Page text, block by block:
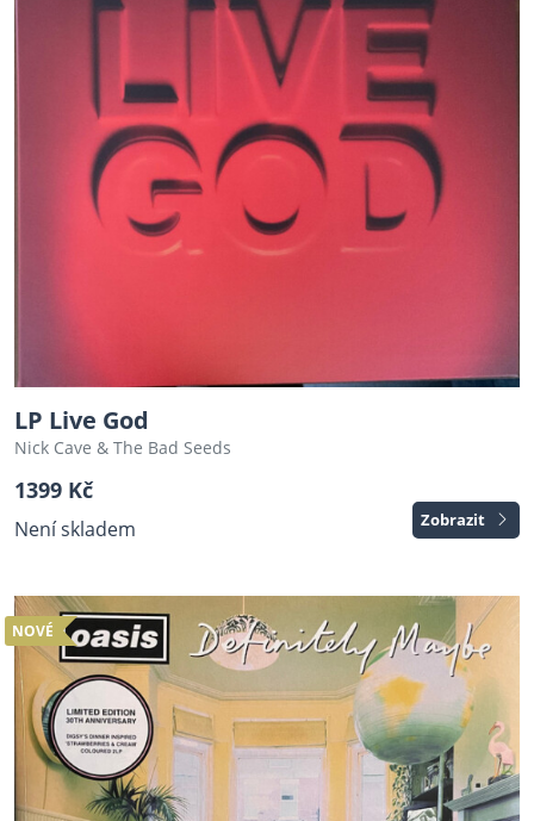
LP Live God
Nick Cave & The Bad Seeds ‎
1399 Kč
Není skladem Zobrazit
NOVÉ